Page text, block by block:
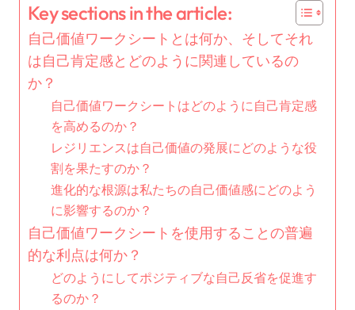
Key sections in the article:
自己価値ワークシートとは何か、そしてそれ
は自己肯定感とどのように関連しているの
か？
自己価値ワークシートはどのように自己肯定感
を高めるのか？
レジリエンスは自己価値の発展にどのような役
割を果たすのか？
進化的な根源は私たちの自己価値感にどのよう
に影響するのか？
自己価値ワークシートを使用することの普遍
的な利点は何か？
どのようにしてポジティブな自己反省を促進す
るのか？